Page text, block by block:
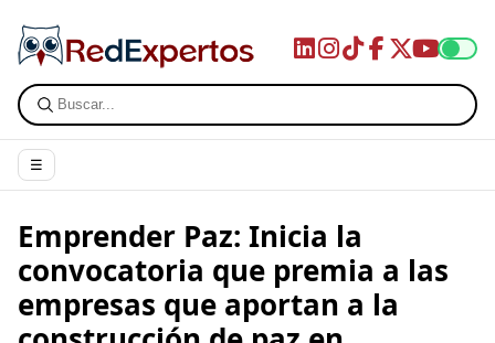
☰
Emprender Paz: Inicia la
convocatoria que premia a las
empresas que aportan a la